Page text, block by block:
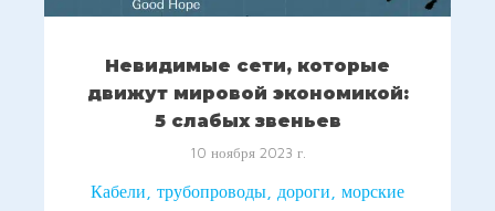
Невидимые сети, которые
движут мировой экономикой:
5 слабых звеньев
10 ноября 2023 г.
Кабели, трубопроводы, дороги, морские